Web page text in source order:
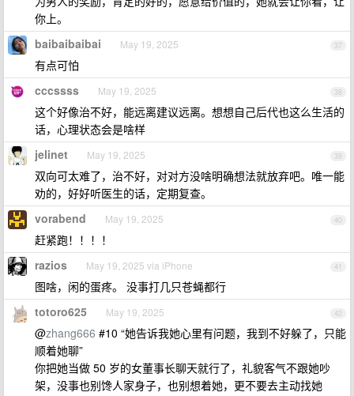
你上。
37
baibaibaibai May 19, 2025
有点可怕
38
cccssss May 19, 2025
这个好像治不好，能远离建议远离。想想自己后代也这么生活的
话，心理状态会是啥样
39
jelinet May 19, 2025
双向可太难了，治不好，对对方没啥明确想法就放弃吧。唯一能
劝的，好好听医生的话，定期复查。
40
vorabend May 19, 2025
赶紧跑！！！！
41
razios May 19, 2025 via iPhone
图啥，闲的蛋疼。 没事打几只苍蝇都行
42
totoro625 May 19, 2025
@zhang666 #10 “她告诉我她心里有问题，我到不好躲了，只能
顺着她聊”
你把她当做 50 岁的女董事长聊天就行了，礼貌客气不跟她吵
架，没事也别馋人家身子，也别想着她，更不要去主动找她